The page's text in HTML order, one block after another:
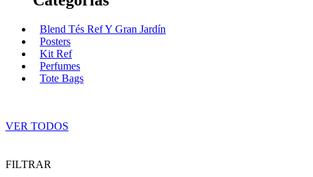
Blend Tés Ref Y Gran Jardín
Posters
Kit Ref
Perfumes
Tote Bags
VER TODOS
FILTRAR